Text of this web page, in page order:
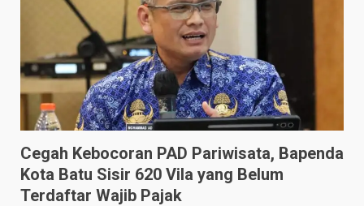
Cegah Kebocoran PAD Pariwisata, Bapenda
Kota Batu Sisir 620 Vila yang Belum
Terdaftar Wajib Pajak